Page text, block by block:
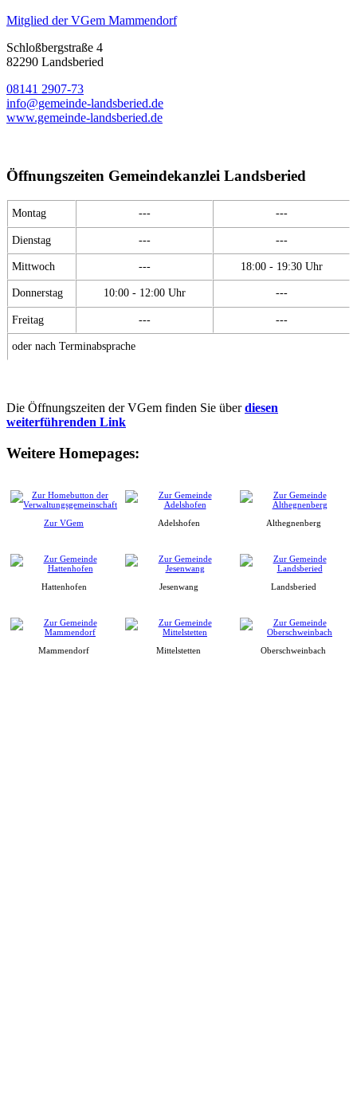
Mitglied der VGem Mammendorf
Schloßbergstraße 4
82290 Landsberied
08141 2907-73
info@gemeinde-landsberied.de
www.gemeinde-landsberied.de
Öffnungszeiten Gemeindekanzlei Landsberied
Montag --- ---
Dienstag --- ---
Mittwoch --- 18:00 - 19:30 Uhr
Donnerstag 10:00 - 12:00 Uhr ---
Freitag --- ---
oder nach Terminabsprache
Die Öffnungszeiten der VGem finden Sie überdiesen
weiterführenden Link
Weitere Homepages:
Zur VGem Adelshofen Althegnenberg
Hattenhofen Jesenwang Landsberied
Mammendorf Mittelstetten Oberschweinbach